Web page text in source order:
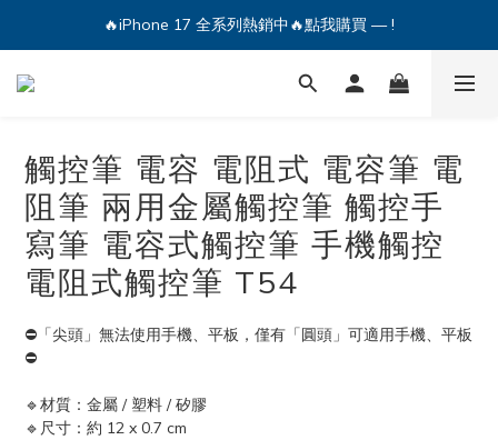
🔥iPhone 17 全系列熱銷中🔥點我購買 — !
🔥iPhone 17 全系列熱銷中🔥點我購買 — !
💕加入Q哥 Line 新好友領優惠券！🎫
觸控筆 電容 電阻式 電容筆 電
阻筆 兩用金屬觸控筆 觸控手
寫筆 電容式觸控筆 手機觸控
電阻式觸控筆 T54
⛔「尖頭」無法使用手機、平板，僅有「圓頭」可適用手機、平板
⛔
🔹材質：金屬 / 塑料 / 矽膠
🔹尺寸：約 12 x 0.7 cm